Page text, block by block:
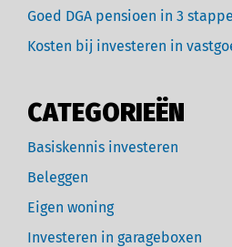
Goed DGA pensioen in 3
Kosten bij investeren in
CATEGORIEËN
Basiskennis investeren
Beleggen
Eigen woning
Investeren in garageboxen